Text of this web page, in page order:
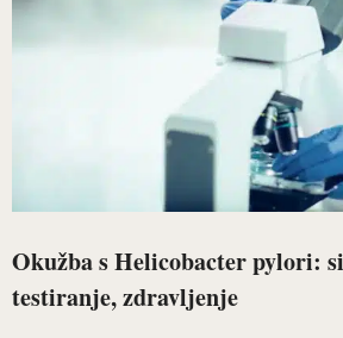
Okužba s Helicobacter pylori:
testiranje, zdravljenje